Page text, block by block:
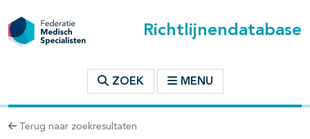
Richtlijnendatabase
ZOEK MENU
Terug naar zoekresultaten
binnen deze richtlijn